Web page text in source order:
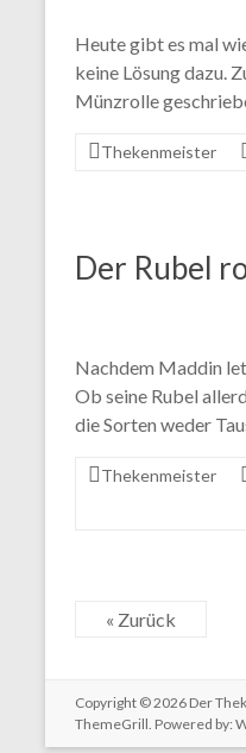
Heute gibt es mal
keine Lösung dazu.
Münzrolle
Thekenmeister
Der Rubel
Nachdem Maddin
Ob seine Rubel
die Sorten weder
Thekenmeister
« Zurück
Copyright © 2026 Der
ThemeGrill. Powered by: